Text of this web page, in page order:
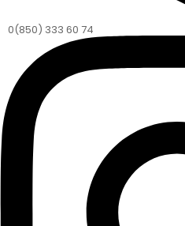
0(850) 333 60 74